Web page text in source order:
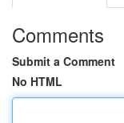
Comments
Submit a Comment
No HTML